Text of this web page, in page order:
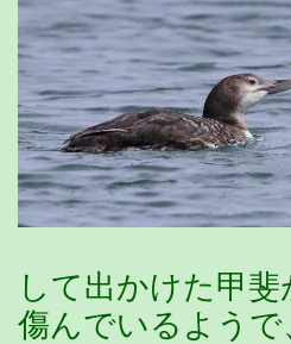
して出かけた甲
傷んでいるよう